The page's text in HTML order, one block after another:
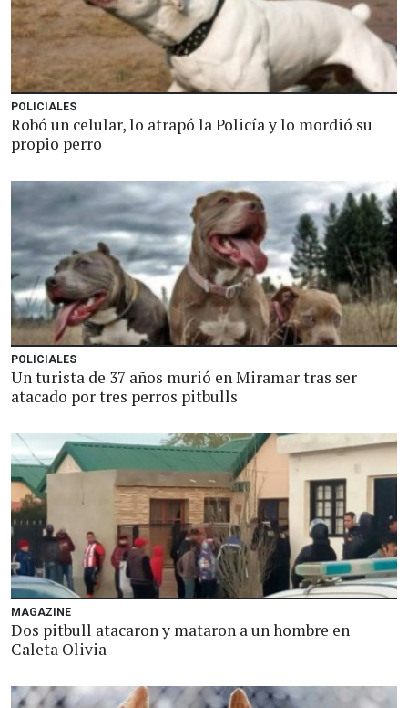
POLICIALES
Robó un celular, lo atrapó la Policía y lo mordió su
propio perro
POLICIALES
Un turista de 37 años murió en Miramar tras ser
atacado por tres perros pitbulls
MAGAZINE
Dos pitbull atacaron y mataron a un hombre en
Caleta Olivia